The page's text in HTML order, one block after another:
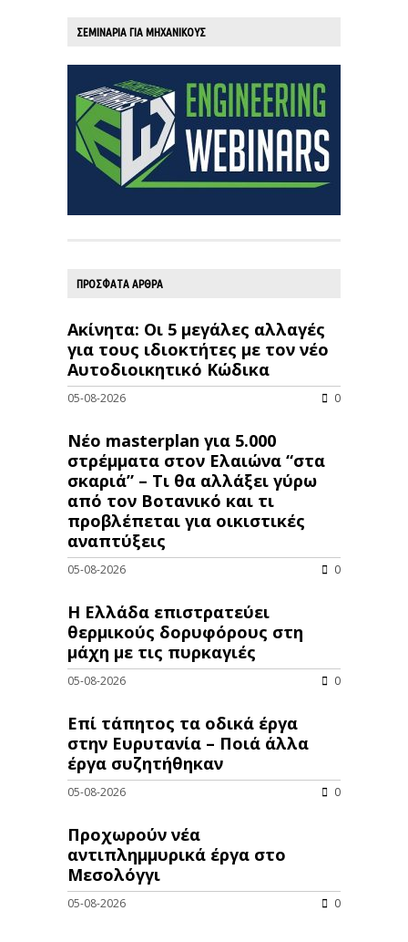
ΣΕΜΙΝΑΡΙΑ ΓΙΑ ΜΗΧΑΝΙΚΟΥΣ
ΠΡΟΣΦΑΤΑ ΑΡΘΡΑ
Ακίνητα: Οι 5 μεγάλες αλλαγές
για τους ιδιοκτήτες με τον νέο
Αυτοδιοικητικό Κώδικα
05-08-2026 0
Νέο masterplan για 5.000
στρέμματα στον Ελαιώνα “στα
σκαριά” – Τι θα αλλάξει γύρω
από τον Βοτανικό και τι
προβλέπεται για οικιστικές
αναπτύξεις
05-08-2026 0
Η Ελλάδα επιστρατεύει
θερμικούς δορυφόρους στη
μάχη με τις πυρκαγιές
05-08-2026 0
Επί τάπητος τα οδικά έργα
στην Ευρυτανία – Ποιά άλλα
έργα συζητήθηκαν
05-08-2026 0
Προχωρούν νέα
αντιπλημμυρικά έργα στο
Μεσολόγγι
05-08-2026 0